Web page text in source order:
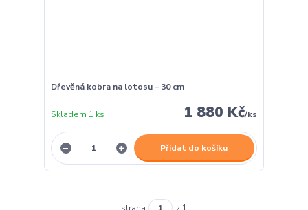
Dřevěná kobra na lotosu – 30 cm
1 880 Kč/ks
Skladem 1 ks
Přidat do košíku